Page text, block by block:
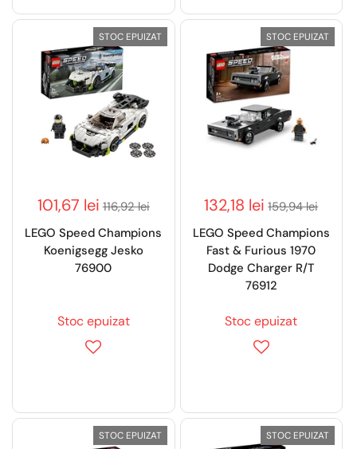
101,67 lei 116,92 lei
LEGO Speed Champions
Koenigsegg Jesko
76900
Stoc epuizat
STOC EPUIZAT
132,18 lei 159,94 lei
LEGO Speed Champions
Fast & Furious 1970
Dodge Charger R/T
76912
Stoc epuizat
STOC EPUIZAT
STOC EPUIZAT STOC EPUIZAT